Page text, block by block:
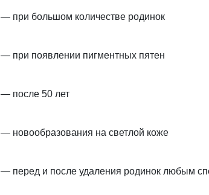
— при большом количестве родинок
— при появлении пигментных пятен
— после 50 лет
— новообразования на светлой коже
— перед и после удаления родинок любым